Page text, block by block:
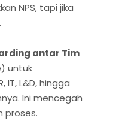
NPS, tapi jika
antar Tim
untuk
L&D, hingga
Ini mencegah
proses.